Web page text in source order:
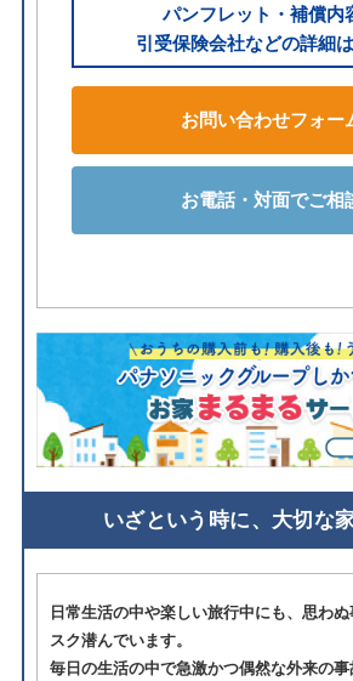
パンフレット・補償内
引受保険会社などの詳細
お問い合わせフォー
お電話・対面でご相
いざという時に、大切な
日常生活の中や楽しい旅行中にも、思わ
スク潜んでいます。
毎日の生活の中で急激かつ偶然な外来の事